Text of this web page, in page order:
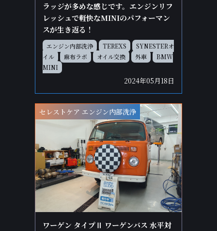
ラッジが多めな感じです。エンジンリフ
レッシュで軽快なMINIのパフォーマン
スが生き返る！
エンジン内部洗浄 TEREXS
SYNESTERオ
イル
麻布ラボ オイル交換 外車
BMW
MINI
2024年05月18日
セレストケア エンジン内部洗浄
ワーゲン タイプⅡ ワーゲンバス 水平対